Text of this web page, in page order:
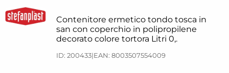
Contenitore ermetico tondo tosca in
san con coperchio in polipropilene
decorato colore tortora Litri 0,.
ID: 200433|EAN: 8003507554009